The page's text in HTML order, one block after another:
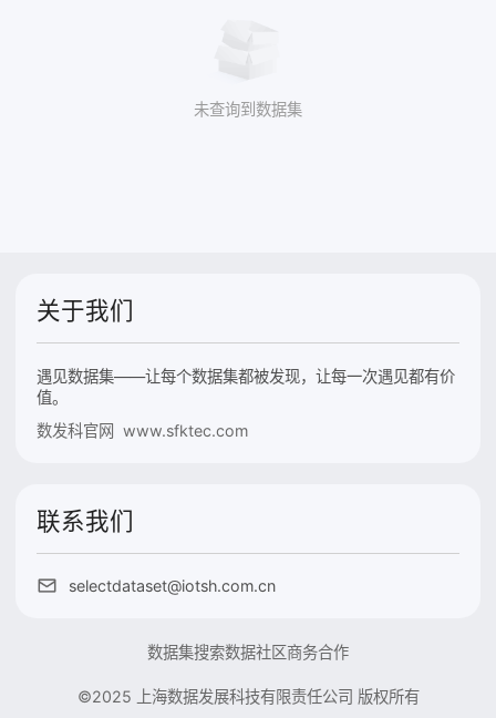
未查询到数据集
关于我们
遇见数据集——让每个数据集都被发现，让每一次遇见都有价
值。
数发科官网 www.sfktec.com
联系我们
selectdataset@iotsh.com.cn
数据集搜索数据社区商务合作
©2025 上海数据发展科技有限责任公司 版权所有